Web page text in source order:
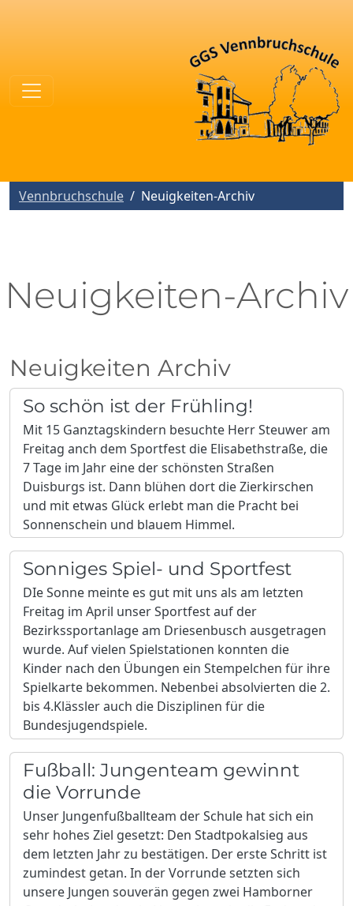
Vennbruchschule Neuigkeiten-Archiv
Neuigkeiten-Archiv
Neuigkeiten Archiv
So schön ist der Frühling!
Mit 15 Ganztagskindern besuchte Herr Steuwer am
Freitag anch dem Sportfest die Elisabethstraße, die
7 Tage im Jahr eine der schönsten Straßen
Duisburgs ist. Dann blühen dort die Zierkirschen
und mit etwas Glück erlebt man die Pracht bei
Sonnenschein und blauem Himmel.
Sonniges Spiel- und Sportfest
DIe Sonne meinte es gut mit uns als am letzten
Freitag im April unser Sportfest auf der
Bezirkssportanlage am Driesenbusch ausgetragen
wurde. Auf vielen Spielstationen konnten die
Kinder nach den Übungen ein Stempelchen für ihre
Spielkarte bekommen. Nebenbei absolvierten die 2.
bis 4.Klässler auch die Disziplinen für die
Bundesjugendspiele.
Fußball: Jungenteam gewinnt
die Vorrunde
Unser Jungenfußballteam der Schule hat sich ein
sehr hohes Ziel gesetzt: Den Stadtpokalsieg aus
dem letzten Jahr zu bestätigen. Der erste Schritt ist
zumindest getan. In der Vorrunde setzten sich
unsere Jungen souverän gegen zwei Hamborner